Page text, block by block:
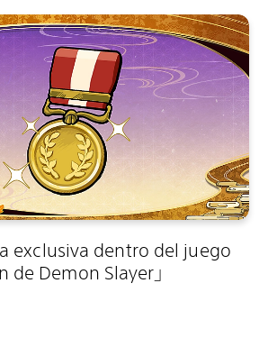
exclusiva dentro del juego
de Demon Slayer」